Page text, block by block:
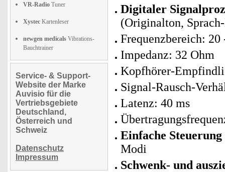
VR-Radio Tuner
Xystec Kartenleser
newgen medicals Vibrations-
Bauchtrainer
Service- & Support-
Website der Marke
Auvisio für die
Vertriebsgebiete
Deutschland,
Österreich und
Schweiz
Datenschutz
Impressum
Digitaler
(Originalton,
Frequenzbereich: 20
Impedanz: 32 Ohm
Kopfhörer-
Signal-Rausch-
Latenz: 40 ms
Einfache
Modi
Schwenk- und